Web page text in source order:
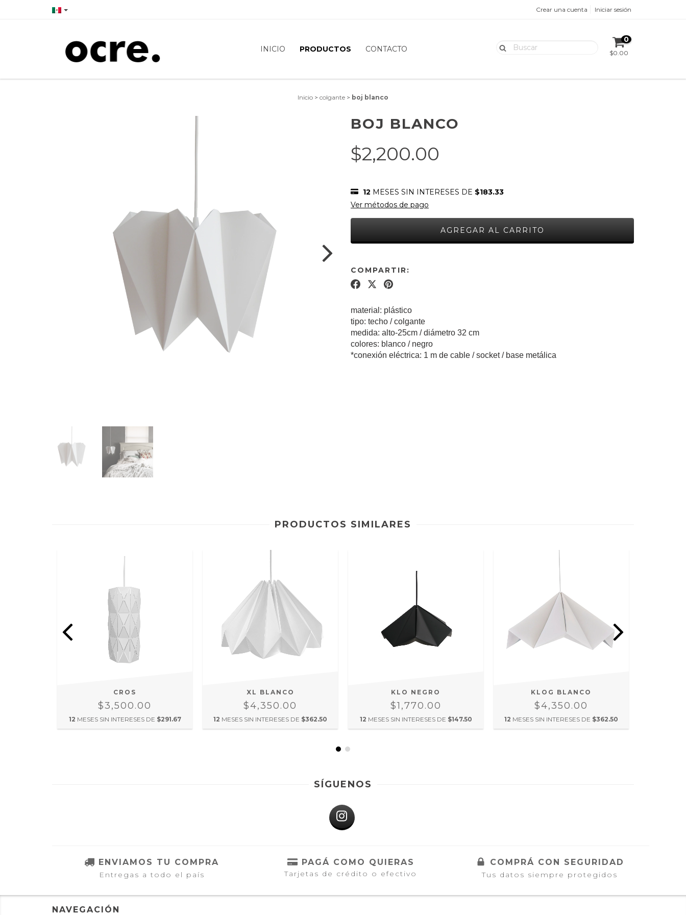
Crear una cuenta Iniciar sesión
INICIO PRODUCTOS CONTACTO
0
$0.00
Inicio > colgante > boj blanco
BOJ BLANCO
$2,200.00
12 MESES SIN INTERESES DE $183.33
Ver métodos de pago
COMPARTIR:
material: plástico
tipo: techo / colgante
medida: alto-25cm / diámetro 32 cm
colores: blanco / negro
*conexión eléctrica: 1 m de cable / socket / base metálica
PRODUCTOS SIMILARES
CROS
$3,500.00
12 MESES SIN INTERESES DE $291.67
XL BLANCO
$4,350.00
12 MESES SIN INTERESES DE $362.50
KLO NEGRO
$1,770.00
12 MESES SIN INTERESES DE $147.50
KLOG BLANCO
$4,350.00
12 MESES SIN INTERESES DE $362.50
SÍGUENOS
ENVIAMOS TU COMPRA
Entregas a todo el país
PAGÁ COMO QUIERAS
Tarjetas de crédito o efectivo
COMPRÁ CON SEGURIDAD
Tus datos siempre protegidos
NAVEGACIÓN